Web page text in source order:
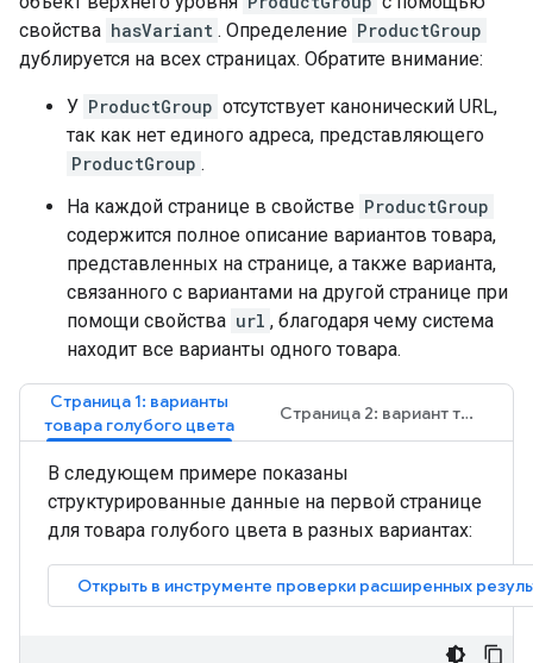
свойства hasVariant . Определение ProductGroup
дублируется на всех страницах. Обратите внимание:
У ProductGroup отсутствует канонический URL,
так как нет единого адреса, представляющего
ProductGroup .
На каждой странице в свойстве ProductGroup
содержится полное описание вариантов товара,
представленных на странице, а также варианта,
связанного с вариантами на другой странице при
помощи свойства url , благодаря чему система
находит все варианты одного товара.
Страница 1: варианты
товара голубого цвета
Страница 2: вариант товара в зеленом цвете
В следующем примере показаны
структурированные данные на первой странице
для товара голубого цвета в разных вариантах: